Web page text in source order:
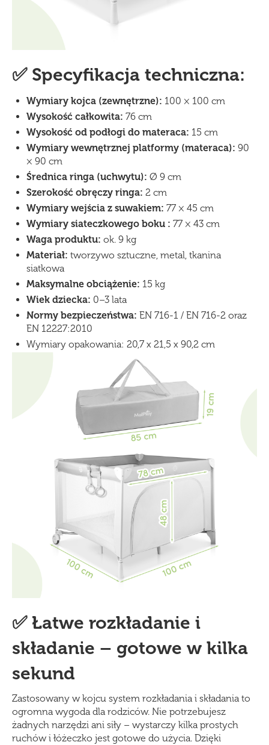
✅ Specyfikacja techniczna:
Wymiary kojca (zewnętrzne): 100 × 100 cm
Wysokość całkowita: 76 cm
Wysokość od podłogi do materaca: 15 cm
Wymiary wewnętrznej platformy (materaca): 90
× 90 cm
Średnica ringa (uchwytu): Ø 9 cm
Szerokość obręczy ringa: 2 cm
Wymiary wejścia z suwakiem: 77 × 45 cm
Wymiary siateczkowego boku : 77 × 43 cm
Waga produktu: ok. 9 kg
Materiał: tworzywo sztuczne, metal, tkanina
siatkowa
Maksymalne obciążenie: 15 kg
Wiek dziecka: 0–3 lata
Normy bezpieczeństwa: EN 716-1 / EN 716-2 oraz
EN 12227:2010
Wymiary opakowania: 20,7 x 21,5 x 90,2 cm
✅ Łatwe rozkładanie i
składanie – gotowe w kilka
sekund
Zastosowany w kojcu system rozkładania i składania to
ogromna wygoda dla rodziców. Nie potrzebujesz
żadnych narzędzi ani siły – wystarczy kilka prostych
ruchów i łóżeczko jest gotowe do użycia. Dzięki